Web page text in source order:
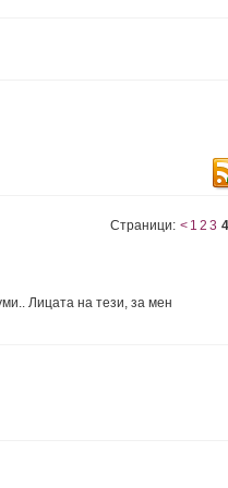
Страници: < 1 2 3 4
Лицата на тези, за мен